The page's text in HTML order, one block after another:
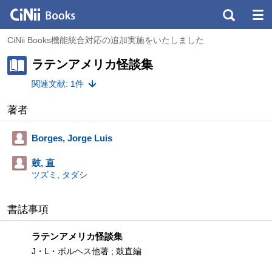
CiNii Books機能統合対応の追加実施をいたしました
ラテンアメリカ怪談集
関連文献: 1件
著者
Borges, Jorge Luis
鼓, 直
ツズミ, タダシ
書誌事項
ラテンアメリカ怪談集
J・L・ボルヘス他著 ; 鼓直編